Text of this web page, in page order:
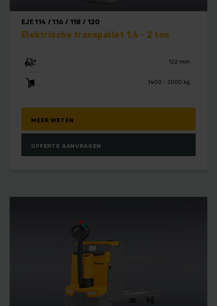
EJE 114 / 116 / 118 / 120
Elektrische transpallet 1,4 - 2 ton
122 mm
1400 - 2000 kg
MEER WETEN
OFFERTE AANVRAGEN